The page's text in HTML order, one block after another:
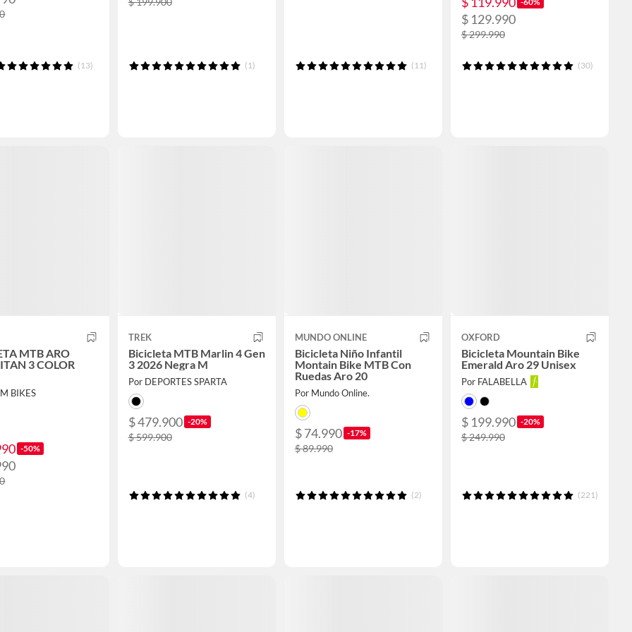
(13) (1) (11)
$ 129.990
$ 299.990
(30)
MTB ARO
3 COLOR
BIKES
-50%
TREK
Bicicleta MTB Marlin 4 Gen
3 2026 Negra M
Por DEPORTES SPARTA
$ 479.900 -20%
$ 599.900
(4)
MUNDO ONLINE
Bicicleta Niño Infantil
Montain Bike MTB Con
Ruedas Aro 20
Por Mundo Online.
$ 74.990 -17%
$ 89.990
(2)
OXFORD
Bicicleta Mountain Bike
Emerald Aro 29 Unisex
Por FALABELLA
$ 199.990 -20%
$ 249.990
(221)